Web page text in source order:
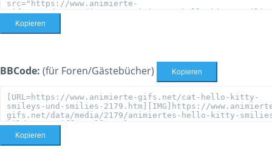
Kopieren
BBCode: (für Foren/Gästebücher) Kopieren
Kopieren